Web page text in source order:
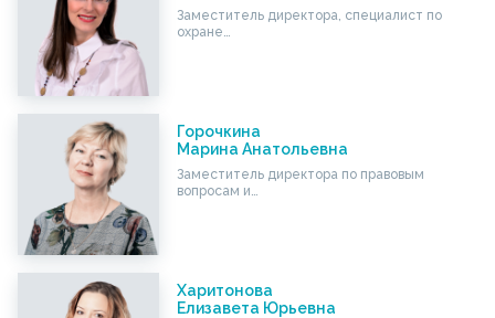
Заместитель директора, специалист по
охране…
Горочкина
Марина Анатольевна
Заместитель директора по правовым
вопросам и…
Харитонова
Елизавета Юрьевна